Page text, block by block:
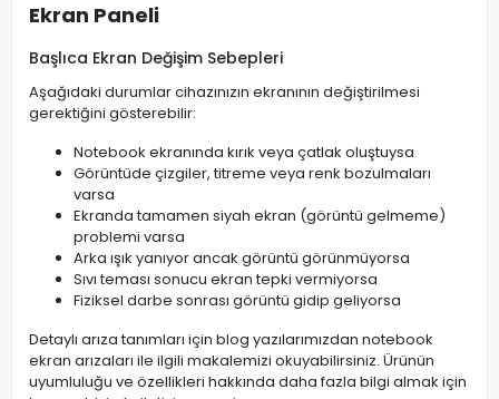
Ekran Paneli
Başlıca Ekran Değişim Sebepleri
Aşağıdaki durumlar cihazınızın ekranının değiştirilmesi
gerektiğini gösterebilir:
Notebook ekranında kırık veya çatlak oluştuysa
Görüntüde çizgiler, titreme veya renk bozulmaları
varsa
Ekranda tamamen siyah ekran (görüntü gelmeme)
problemi varsa
Arka ışık yanıyor ancak görüntü görünmüyorsa
Sıvı teması sonucu ekran tepki vermiyorsa
Fiziksel darbe sonrası görüntü gidip geliyorsa
Detaylı arıza tanımları için blog yazılarımızdan notebook
ekran arızaları ile ilgili makalemizi okuyabilirsiniz. Ürünün
uyumluluğu ve özellikleri hakkında daha fazla bilgi almak için